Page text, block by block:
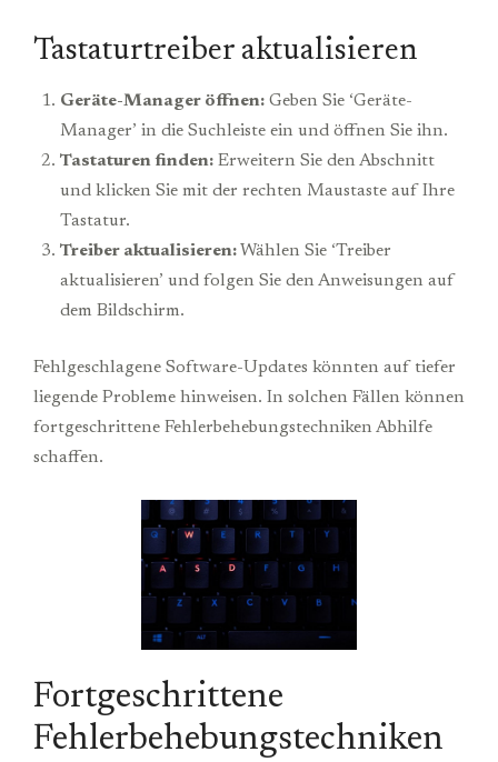
Tastaturtreiber aktualisieren
Geräte-Manager öffnen: Geben Sie ‘Geräte-
Manager’ in die Suchleiste ein und öffnen Sie ihn.
Tastaturen finden: Erweitern Sie den Abschnitt
und klicken Sie mit der rechten Maustaste auf Ihre
Tastatur.
Treiber aktualisieren: Wählen Sie ‘Treiber
aktualisieren’ und folgen Sie den Anweisungen auf
dem Bildschirm.
Fehlgeschlagene Software-Updates könnten auf tiefer
liegende Probleme hinweisen. In solchen Fällen können
fortgeschrittene Fehlerbehebungstechniken Abhilfe
schaffen.
Fortgeschrittene
Fehlerbehebungstechniken